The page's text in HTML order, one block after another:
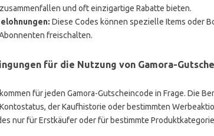
und oft einzigartige Rabatte bieten.
Diese Codes können spezielle Items oder
freischalten.
für die Nutzung von Gamora-
für jeden Gamora-Gutscheincode in Frage. Die
der Kaufhistorie oder bestimmten
nur für Erstkäufer oder für bestimmte